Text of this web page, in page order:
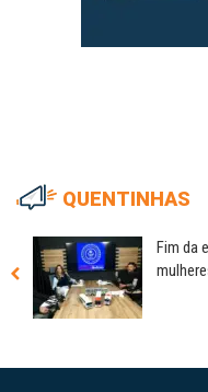
QUENTINHAS
Fim da